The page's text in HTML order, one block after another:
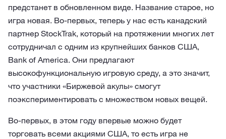
предстанет в обновленном виде. Название старое, но
игра новая. Во-первых, теперь у нас есть канадский
партнер StockTrak, который на протяжении многих лет
сотрудничал с одним из крупнейших банков США,
Bank of America. Они предлагают
высокофункциональную игровую среду, а это значит,
что участники «Биржевой акулы» смогут
поэкспериментировать с множеством новых вещей.
Во-первых, в этом году впервые можно будет
торговать всеми акциями США, то есть игра не